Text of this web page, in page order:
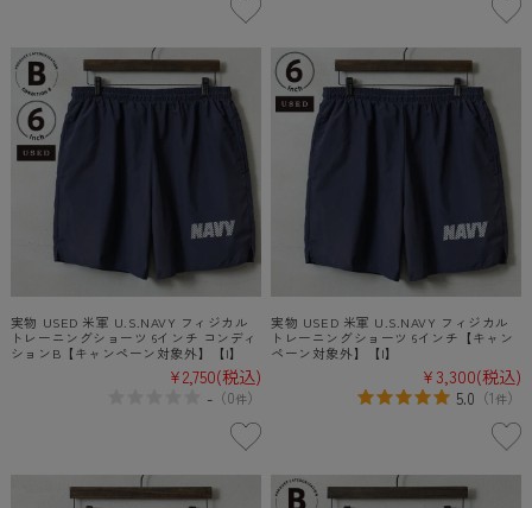
実物 USED 米軍 U.S.NAVY フィジカル
トレーニングショーツ 6インチ コンディ
ションB【キャンペーン対象外】【I】
¥2,750(税込)
-（0件）
実物 USED 米軍 U.S.NAVY フィジカル
トレーニングショーツ 6インチ【キャン
ペーン対象外】【I】
¥3,300(税込)
5.0 （1件）